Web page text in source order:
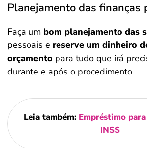
Planejamento das finanças
Faça um bom planejamento das
pessoais e reserve um dinheiro
orçamento para tudo que irá
durante e após o procedimento.
Leia também: Empréstimo
INSS